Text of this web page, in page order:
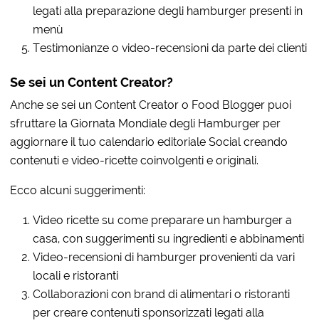
legati alla preparazione degli hamburger presenti in
menù
Testimonianze o video-recensioni da parte dei clienti
Se sei un Content Creator?
Anche se sei un Content Creator o Food Blogger puoi
sfruttare la Giornata Mondiale degli Hamburger per
aggiornare il tuo calendario editoriale Social creando
contenuti e video-ricette coinvolgenti e originali.
Ecco alcuni suggerimenti:
Video ricette su come preparare un hamburger a
casa, con suggerimenti su ingredienti e abbinamenti
Video-recensioni di hamburger provenienti da vari
locali e ristoranti
Collaborazioni con brand di alimentari o ristoranti
per creare contenuti sponsorizzati legati alla